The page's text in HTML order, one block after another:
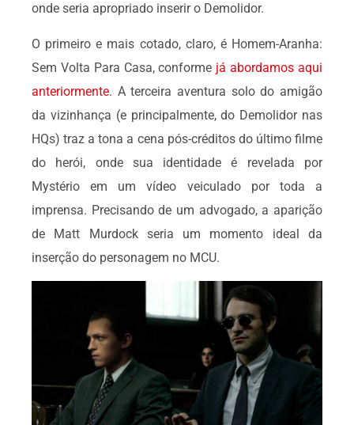
onde seria apropriado inserir o Demolidor.
O primeiro e mais cotado, claro, é Homem-Aranha:
Sem Volta Para Casa, conforme já abordamos aqui
anteriormente. A terceira aventura solo do amigão
da vizinhança (e principalmente, do Demolidor nas
HQs) traz a tona a cena pós-créditos do último filme
do herói, onde sua identidade é revelada por
Mystério em um vídeo veiculado por toda a
imprensa. Precisando de um advogado, a aparição
de Matt Murdock seria um momento ideal da
inserção do personagem no MCU.